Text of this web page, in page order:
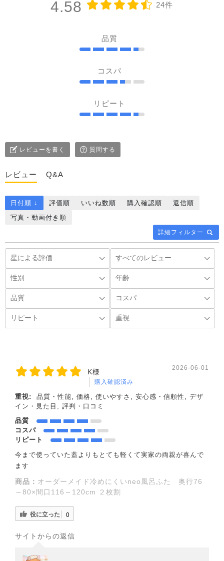
4.58 24件
品質
コスパ
リピート
レビューを書く 質問する
レビュー Q&A
詳細フィルター
日付順 ↓ 評価順 いいね数順 購入確認順
返信順
写真・動画付き順
K様
購入確認済み
2026-06-01
重視:
品質・性能, 価格, 使いやすさ, 安心感・信頼性, デザ
イン・見た目, 評判・口コミ
品質
コスパ
リピート
今まで使っていた蓋よりもとても軽くて実家の両親が喜んで
ます
商品： オーダーメイド冷めにくいneo風呂ふた 奥行76
～80×間口116～120cm ２枚割
役に立った 0
サイトからの返信